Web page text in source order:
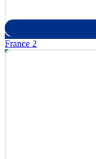
France 2